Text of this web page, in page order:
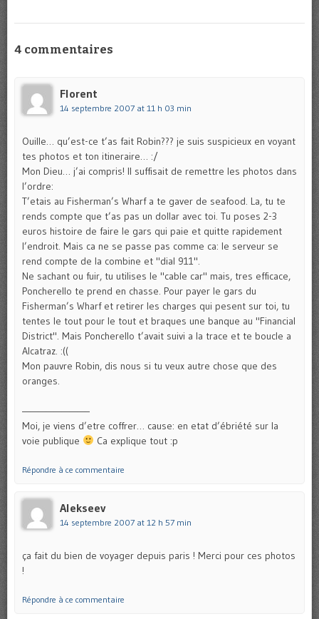
4 commentaires
Florent
14 septembre 2007 at 11 h 03 min
Ouille… qu’est-ce t’as fait Robin??? je suis suspicieux en voyant
tes photos et ton itineraire… :/
Mon Dieu… j’ai compris! Il suffisait de remettre les photos dans
l’ordre:
T’etais au Fisherman’s Wharf a te gaver de seafood. La, tu te
rends compte que t’as pas un dollar avec toi. Tu poses 2-3
euros histoire de faire le gars qui paie et quitte rapidement
l’endroit. Mais ca ne se passe pas comme ca: le serveur se
rend compte de la combine et "dial 911".
Ne sachant ou fuir, tu utilises le "cable car" mais, tres efficace,
Poncherello te prend en chasse. Pour payer le gars du
Fisherman’s Wharf et retirer les charges qui pesent sur toi, tu
tentes le tout pour le tout et braques une banque au "Financial
District". Mais Poncherello t’avait suivi a la trace et te boucle a
Alcatraz. :((
Mon pauvre Robin, dis nous si tu veux autre chose que des
oranges.
————————–
Moi, je viens d’etre coffrer… cause: en etat d’ébriété sur la
voie publique
Ca explique tout :p
Répondre à ce commentaire
Alekseev
14 septembre 2007 at 12 h 57 min
ça fait du bien de voyager depuis paris ! Merci pour ces photos
!
Répondre à ce commentaire